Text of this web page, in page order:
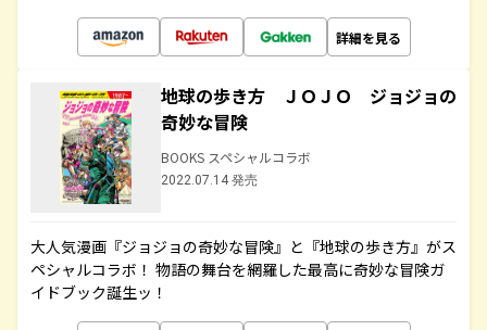
詳細を見る
地球の歩き方 ＪＯＪＯ ジョジョの
奇妙な冒険
BOOKS スペシャルコラボ
2022.07.14 発売
大人気漫画『ジョジョの奇妙な冒険』と『地球の歩き方』がス
ペシャルコラボ！ 物語の舞台を網羅した最高に奇妙な冒険ガ
イドブック誕生ッ！